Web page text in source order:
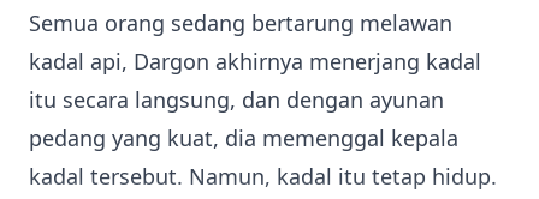
Semua orang sedang bertarung melawan
kadal api, Dargon akhirnya menerjang kadal
itu secara langsung, dan dengan ayunan
pedang yang kuat, dia memenggal kepala
kadal tersebut. Namun, kadal itu tetap hidup.